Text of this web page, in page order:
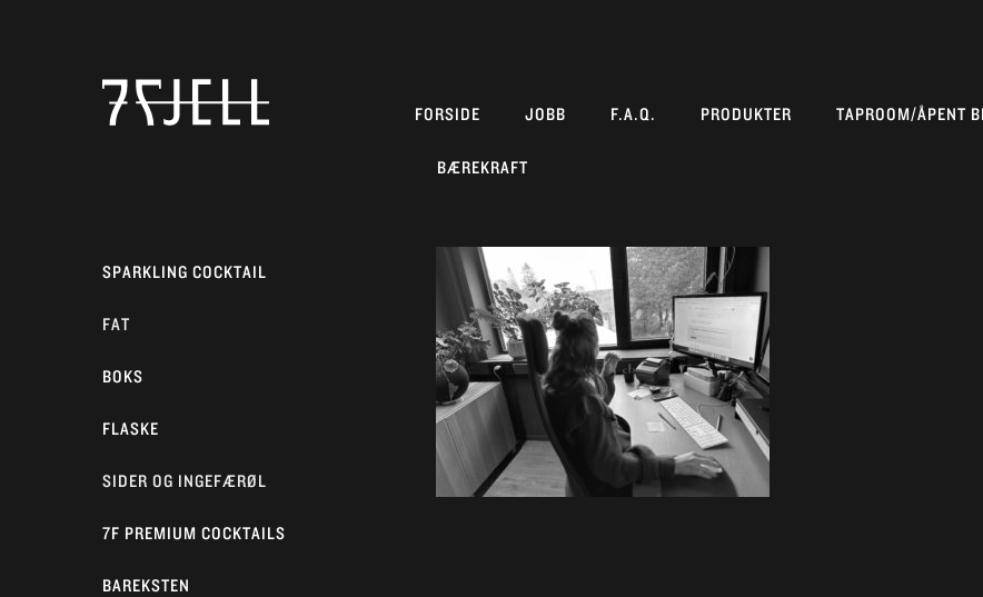
FORSIDE JOBB F.A.Q. PRODUKTER TAPROOM/ÅPENT
BÆREKRAFT
SPARKLING COCKTAIL
FAT
BOKS
FLASKE
SIDER OG INGEFÆRØL
7F PREMIUM COCKTAILS
BAREKSTEN